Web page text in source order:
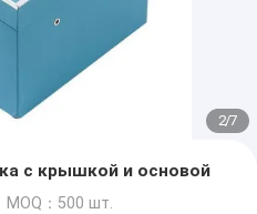
2/7
с крышкой и основой
MOQ：500 шт.